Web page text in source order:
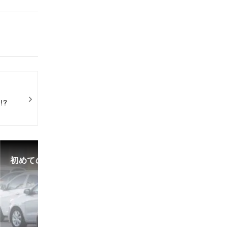
初めての中古車選び、購入時の流れや必要な書類などに